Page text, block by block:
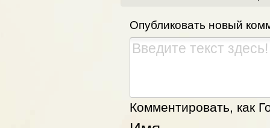
Опубликовать новый
Комментировать, как